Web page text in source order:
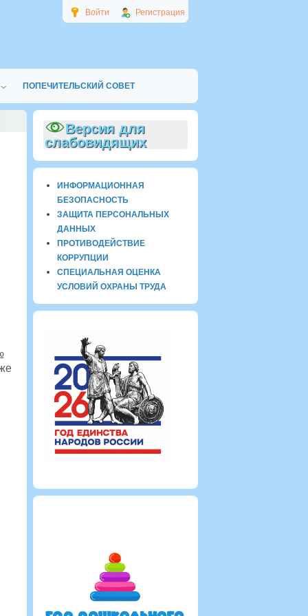
Войти Регистрация
ПОПЕЧИТЕЛЬСКИЙ СОВЕТ
Версия для
слабовидящих
ИНФОРМАЦИОННАЯ
БЕЗОПАСНОСТЬ
ЗАЩИТА ПЕРСОНАЛЬНЫХ
ДАННЫХ
ПРОТИВОДЕЙСТВИЕ
КОРРУПЦИИ
СПЕЦИАЛЬНАЯ ОЦЕНКА
УСЛОВИЙ ОХРАНЫ ТРУДА